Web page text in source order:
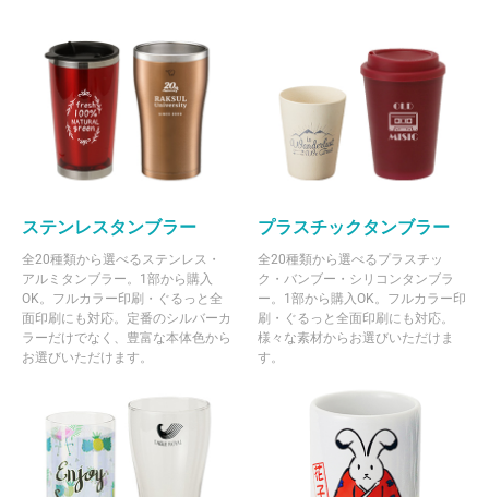
ステンレスタンブラー
全20種類から選べるステンレス・
アルミタンブラー。1部から購入
OK。フルカラー印刷・ぐるっと全
面印刷にも対応。定番のシルバーカ
ラーだけでなく、豊富な本体色から
お選びいただけます。
プラスチックタンブラー
全20種類から選べるプラスチッ
ク・バンブー・シリコンタンブラ
ー。1部から購入OK。フルカラー印
刷・ぐるっと全面印刷にも対応。
様々な素材からお選びいただけま
す。